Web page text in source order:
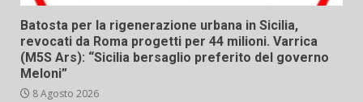
Batosta per la rigenerazione urbana in Sicilia,
revocati da Roma progetti per 44 milioni. Varrica
(M5S Ars): “Sicilia bersaglio preferito del governo
Meloni”
8 Agosto 2026